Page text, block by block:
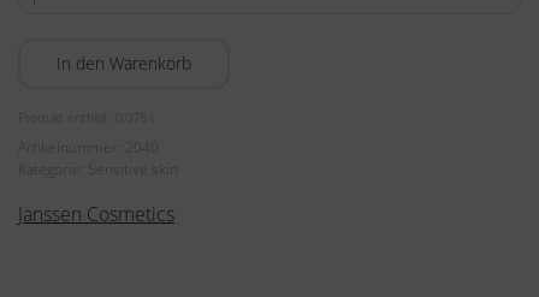
75ml
In den Warenkorb
Produkt enthält: 0,075
Artikelnummer: 2040
Kategorie:
Sensitive skin
Janssen Cosmetics